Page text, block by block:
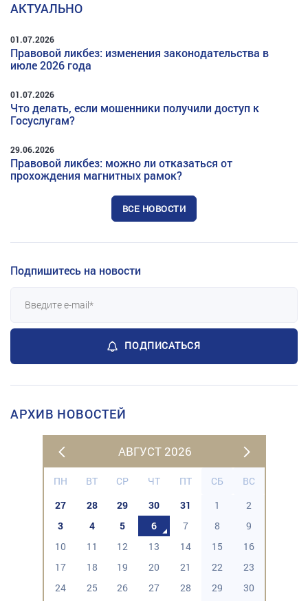
АКТУАЛЬНО
01.07.2026
Правовой ликбез: изменения законодательства в
июле 2026 года
01.07.2026
Что делать, если мошенники получили доступ к
Госуслугам?
29.06.2026
Правовой ликбез: можно ли отказаться от
прохождения магнитных рамок?
ВСЕ НОВОСТИ
Подпишитесь на новости
ПОДПИСАТЬСЯ
АРХИВ НОВОСТЕЙ
АВГУСТ 2026
ПН ВТ СР ЧТ ПТ СБ
ВС
27
28 29 30 31 1
2
3
4 5 6 7 8
9
10
11 12 13 14 15
16
17
18 19 20 21 22
23
24
25 26 27 28 29
30